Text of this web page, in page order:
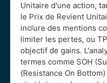
Unitaire d'une action,
le Prix de Revient
inclure des mentions
limiter les pertes, ou
objectif de gains.
termes comme SOH
(Resistance On